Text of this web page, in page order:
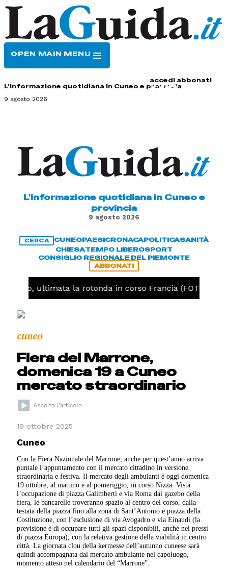
OPEN MAIN MENU
accedi abbonati
L'informazione quotidiana in Cuneo e provincia
9 agosto 2026
L'informazione quotidiana in Cuneo e
provincia
9 agosto 2026
CERCA CUNEOPAESICRONACAPOLITICASANITÀ
CHIESATEMPO LIBEROSPORT
CONSIGLIO REGIONALE DEL PIEMONTE
ABBONATI
Cuneo, ultimata la rotonda in corso Francia (FOTO)
cuneo
Fiera del Marrone,
domenica 19 a Cuneo
mercato straordinario
19 ottobre 2025
Cuneo
Con la Fiera Nazionale del Marrone, anche per quest’anno arriva
puntale l’appuntamento con il mercato cittadino in versione
straordinaria e festiva. Il mercato degli ambulanti è oggi domenica
19 ottobre, al mattino e al pomeriggio, in corso Nizza. Vista
l’occupazione di piazza Galimberti e via Roma dai gazebo della
fiera, le bancarelle troveranno spazio al centro del corso, dalla
testata della piazza fino alla zona di Sant’Antonio e piazza della
Costituzione, con l’esclusione di via Avogadro e via Einaudi (la
previsione è di occupare tutti gli spazi disponibili, anche nei pressi
di piazza Europa), con la relativa gestione della viabilità in centro
città. La giornata clou della kermesse dell’autunno cuneese sarà
quindi accompagnata dal mercato ambulante nel capoluogo,
momento atteso nel calendario del “Marrone”.